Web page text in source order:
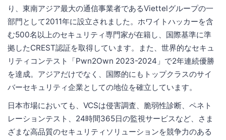
り、東南アジア最大の通信事業者であるViettelグループの一
部門として2011年に設立されました。ホワイトハッカーを含
む500名以上のセキュリティ専門家が在籍し、国際基準に準
拠したCREST認証を取得しています。また、世界的なセキュ
リティコンテスト「Pwn2Own 2023-2024」で2年連続優勝
を達成。アジアだけでなく、国際的にもトップクラスのサイ
バーセキュリティ企業としての地位を確立しています。
日本市場においても、VCSは侵害調査、脆弱性診断、ペネト
レーションテスト、24時間365日の監視サービスなど、さま
ざまな高品質のセキュリティソリューションを競争力のある